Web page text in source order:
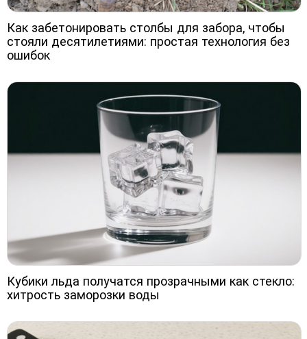
Как забетонировать столбы для забора, чтобы
стояли десятилетиями: простая технология без
ошибок
Кубики льда получатся прозрачными как стекло:
хитрость заморозки воды